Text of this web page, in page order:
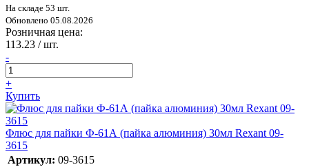
На складе 53 шт.
Обновлено 05.08.2026
Розничная цена:
113.23 / шт.
-
+
Купить
Флюс для пайки Ф-61А (пайка алюминия) 30мл Rexant 09-
3615
Артикул: 09-3615